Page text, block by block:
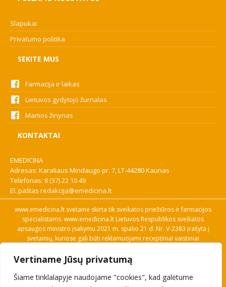
Vertiname Jūsų privatumą
Šiame tinklalapyje naudojame "cookies", kad galėtume
Slapukai
Privatumo politika
SEKITE MUS
Farmacija ir laikas
Lietuvos gydytojo žurnalas
Mamos žinynas
KONTAKTAI
EMEDICINA
Adresas: Karaliaus Mindaugo pr. 7, LT-44280 Kaunas
Telefonas: 8 (37) 22 10 49
El. paštas redakcija@emedicina.lt
www.emedicina.lt svetainė skirta tik sveikatos priežiūros ir farmacijos
specialistams. www.emedicina.lt Lietuvos Respublikos sveikatos
apsaugos ministro įsakymu 2021 m. spalio 21 d. Nr. V-2383 įrašyta į
svetainių, kuriose gali būti reklamuojami receptiniai vaistiniai
savo profesinę kvalifikaciją. Naudingos nuorodos: Vaistų ir medicinos
pagalbos priemonių kainų paieška, VVKT tinklalapis, Sveikatos
priežiūros ar farmacijos specialisto pranešimo apie įtariamą